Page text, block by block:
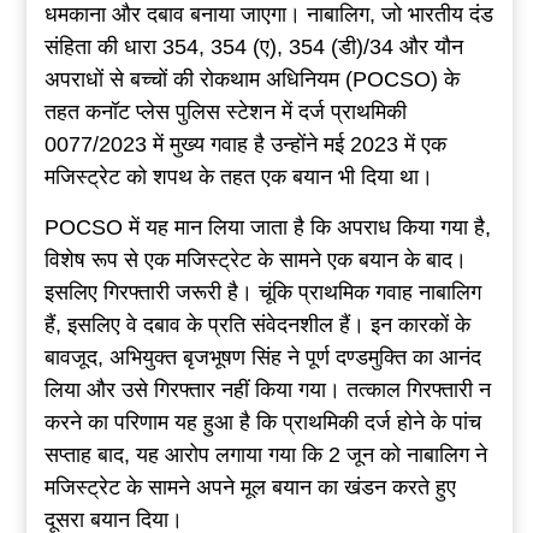
धमकाना और दबाव बनाया जाएगा। नाबालिग, जो भारतीय दंड
संहिता की धारा 354, 354 (ए), 354 (डी)/34 और यौन
अपराधों से बच्चों की रोकथाम अधिनियम (POCSO) के
तहत कनॉट प्लेस पुलिस स्टेशन में दर्ज प्राथमिकी
0077/2023 में मुख्य गवाह है उन्होंने मई 2023 में एक
मजिस्ट्रेट को शपथ के तहत एक बयान भी दिया था।
POCSO में यह मान लिया जाता है कि अपराध किया गया है,
विशेष रूप से एक मजिस्ट्रेट के सामने एक बयान के बाद।
इसलिए गिरफ्तारी जरूरी है। चूंकि प्राथमिक गवाह नाबालिग
हैं, इसलिए वे दबाव के प्रति संवेदनशील हैं। इन कारकों के
बावजूद, अभियुक्त बृजभूषण सिंह ने पूर्ण दण्डमुक्ति का आनंद
लिया और उसे गिरफ्तार नहीं किया गया। तत्काल गिरफ्तारी न
करने का परिणाम यह हुआ है कि प्राथमिकी दर्ज होने के पांच
सप्ताह बाद, यह आरोप लगाया गया कि 2 जून को नाबालिग ने
मजिस्ट्रेट के सामने अपने मूल बयान का खंडन करते हुए
दूसरा बयान दिया।